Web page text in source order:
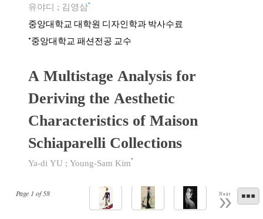
Page 1 of58 Next
유야디 ; 김영삼⁺
중앙대학교 대학원 디자인학과 박사수료
⁺중앙대학교 패션전공 교수
A Multistage Analysis for
Deriving the Aesthetic
Characteristics of Maison
Schiaparelli Collections
Ya-di YU ; Young-Sam Kim⁺